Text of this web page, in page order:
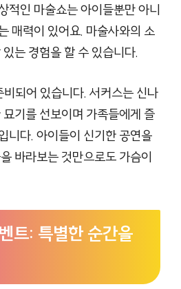
적인 마술쇼는 아이들뿐만 아니
매력이 있어요. 마술사와의 소
는 경험을 할 수 있습니다.
비되어 있습니다. 서커스는 신나
기를 선보이며 가족들에게 즐
니다. 아이들이 신기한 공연을
바라보는 것만으로도 가슴이
트: 특별한 순간을